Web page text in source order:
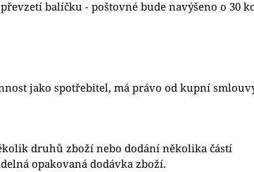
balíčku - poštovné bude navýšeno o 30
jako spotřebitel, má právo od kupní
druhů zboží nebo dodání několika částí
opakovaná dodávka zboží.